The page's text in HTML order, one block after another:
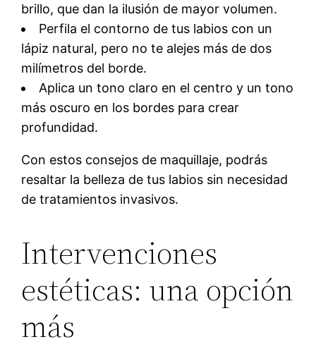
brillo, que dan la ilusión de mayor volumen.
Perfila el contorno de tus labios con un
lápiz natural, pero no te alejes más de dos
milímetros del borde.
Aplica un tono claro en el centro y un tono
más oscuro en los bordes para crear
profundidad.
Con estos consejos de maquillaje, podrás
resaltar la belleza de tus labios sin necesidad
de tratamientos invasivos.
Intervenciones
estéticas: una opción
más